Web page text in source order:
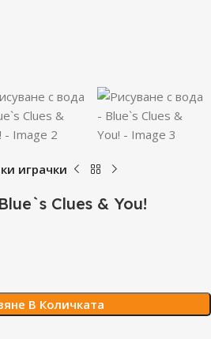
играчки
Clues & You!
В Количката